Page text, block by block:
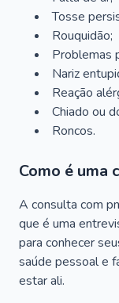
Tosse
Rouquidão;
Problemas
Nariz
Reação
Chiado ou
Roncos.
Como é uma
A consulta com
que é uma
para conhecer
saúde pessoal e
estar ali.